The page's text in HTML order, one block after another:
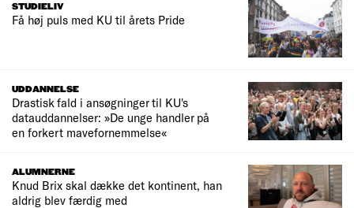
STUDIELIV
Få høj puls med KU til årets Pride
UDDANNELSE
Drastisk fald i ansøgninger til KU's
datauddannelser: »De unge handler på
en forkert mavefornemmelse«
ALUMNERNE
Knud Brix skal dække det kontinent, han
aldrig blev færdig med